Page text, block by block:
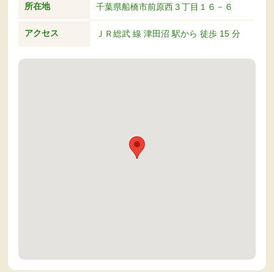
所在地 千葉県船橋市前原西３丁目１６－６
アクセス ＪＲ総武 線 津田沼 駅から 徒歩 15 分